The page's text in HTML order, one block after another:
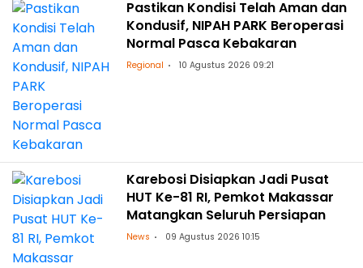
Pastikan Kondisi Telah Aman dan
Kondusif, NIPAH PARK Beroperasi
Normal Pasca Kebakaran
Regional 10 Agustus 2026 09:21
Karebosi Disiapkan Jadi Pusat
HUT Ke-81 RI, Pemkot Makassar
Matangkan Seluruh Persiapan
News 09 Agustus 2026 10:15